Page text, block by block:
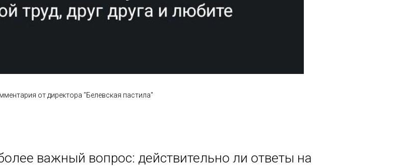
от директора "Белевская пастила"
важный вопрос: действительно ли ответы на